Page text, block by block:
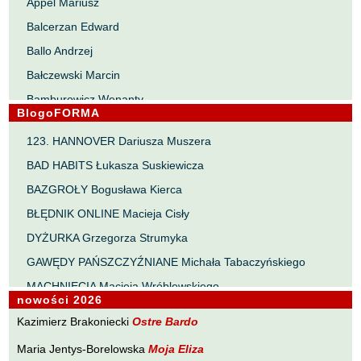
Balcerzan Edward
Ballo Andrzej
Bałczewski Marcin
Bamburowicz Wenanty
Bawołek Waldemar
Bereza Henryk
Berezin Kostia
Bielawa Jacek
Biernacka Alina
Bieszczad Maciej
Bigoszewska Maria
Bitner Dariusz
Błahy Jarosław
BlogoFORMA
123. HANNOVER Dariusza Muszera
BAD HABITS Łukasza Suskiewicza
BAZGROŁY Bogusława Kierca
BŁĘDNIK ONLINE Macieja Cisły
DYŻURKA Grzegorza Strumyka
GAWĘDY PAŃSZCZYŹNIANE Michała Tabaczyńskiego
MACHNIĘCIA Macieja Wróblewskiego
MAŁOMIASTECZKOWE ZRYWY Zbigniewa Wojciechowicza
nowości 2026
Kazimierz BrakonieckiOstre Bardo
Maria Jentys-BorelowskaMoja Eliza